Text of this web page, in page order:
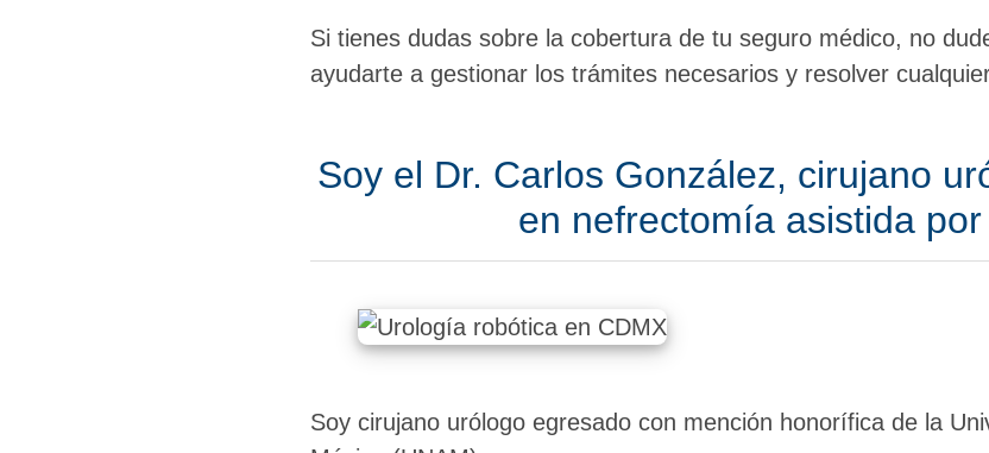
Si tienes dudas sobre la cobertura de tu seguro médico, no
ayudarte a gestionar los trámites necesarios y resolver
Soy el Dr. Carlos González, cirujano
en nefrectomía asistida
Soy cirujano urólogo egresado con mención honorífica de la